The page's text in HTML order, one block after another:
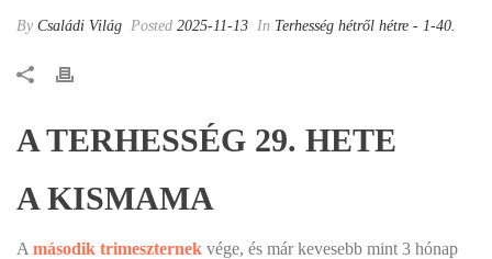
By Családi Világ Posted 2025-11-13 In Terhesség hétről hétre - 1-40.
A TERHESSÉG 29. HETE
A KISMAMA
A második trimeszternek vége, és már kevesebb mint 3 hónap